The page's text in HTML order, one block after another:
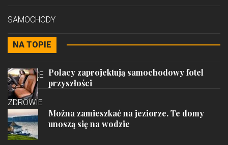
SAMOCHODY
STYL
PODRÓŻE
ZDROWIE
NA TOPIE
Polacy zaprojektują samochodowy fotel
przyszłości
Można zamieszkać na jeziorze. Te domy
unoszą się na wodzie